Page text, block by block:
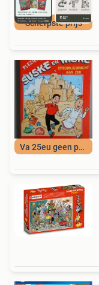
Scherpste prijs
Va 25eu geen porto